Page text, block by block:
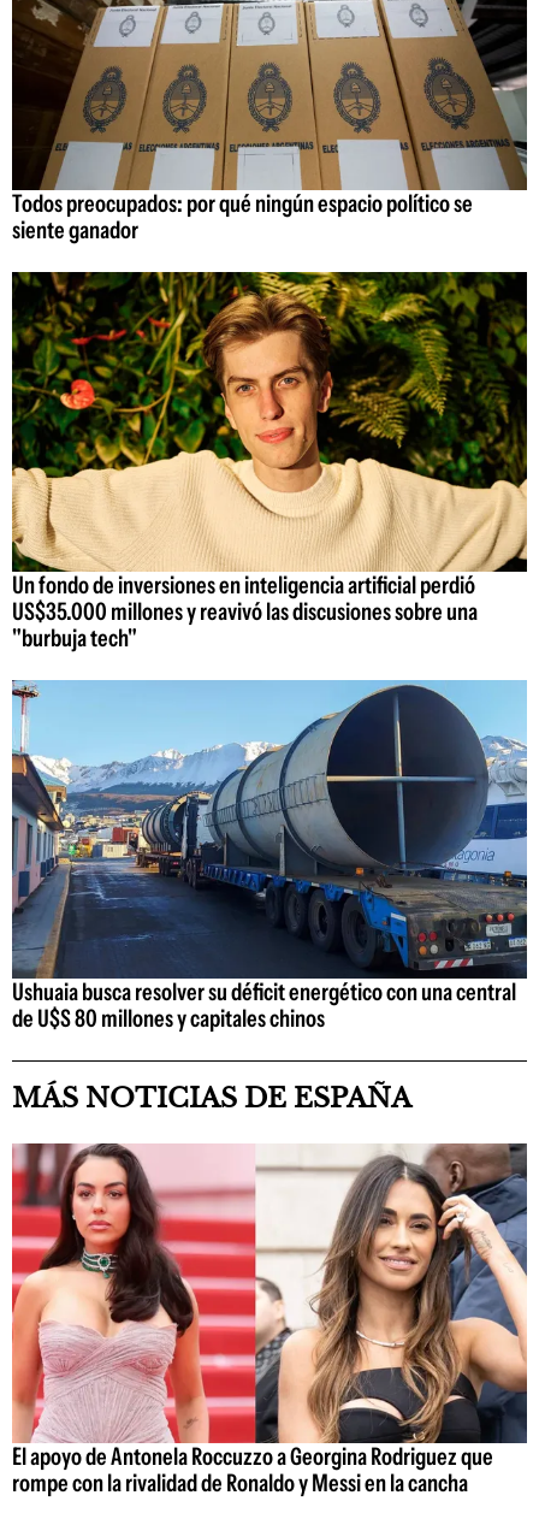
Todos preocupados: por qué ningún espacio político se
siente ganador
Un fondo de inversiones en inteligencia artificial perdió
US$35.000 millones y reavivó las discusiones sobre una
"burbuja tech"
Ushuaia busca resolver su déficit energético con una central
de U$S 80 millones y capitales chinos
MÁS NOTICIAS DE ESPAÑA
El apoyo de Antonela Roccuzzo a Georgina Rodriguez que
rompe con la rivalidad de Ronaldo y Messi en la cancha